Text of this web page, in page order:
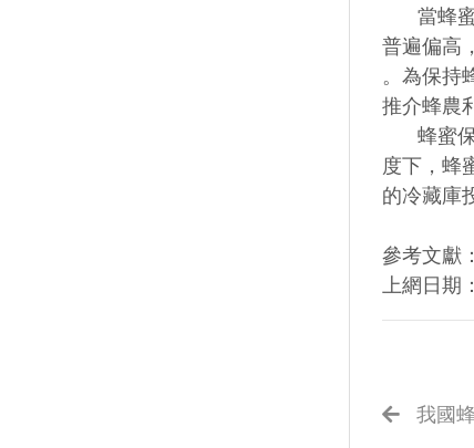
當蜂蜜
普遍偏高
。為保持
推介蜂農
蜂蜜保
度下，蜂
的冷藏庫
參考文獻
上網日期
我國